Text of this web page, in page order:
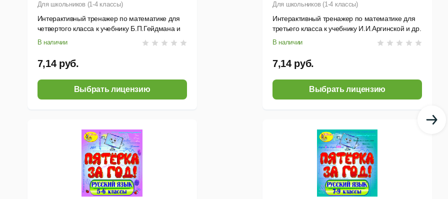
Для школьников (1-4 классы)
Интерактивный тренажер по математике для
четвертого класса к учебнику Б.П.Гейдмана и
др.
В наличии
7,14 руб.
Выбрать лицензию
Для школьников (1-4 классы)
Интерактивный тренажер по математике для
третьего класса к учебнику И.И.Аргинской и др.
В наличии
7,14 руб.
Выбрать лицензию